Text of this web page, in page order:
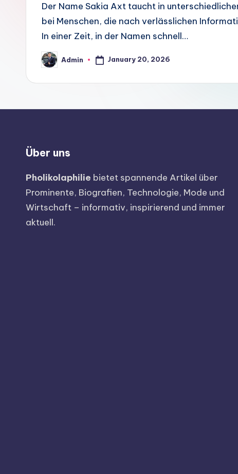
Der Name Sakia Axt taucht in
bei Menschen, die nach verlässlichen
In einer Zeit, in der Namen schnell…
Admin January 20, 2026
Über uns
Pholikolaphilie bietet spannende Artikel über
Prominente, Biografien, Technologie, Mode und
Wirtschaft – informativ, inspirierend und immer
aktuell.